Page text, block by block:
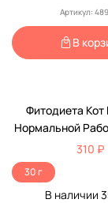
Артикул:
В
Фитодиета
Нормальной
Системы У
Стрессовых
3-Флакона
310 ₽
30 г
В наличии